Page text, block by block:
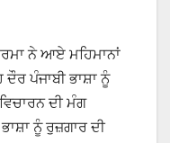
ਨੇ ਆਏ ਮਹਿਮਾਨਾਂ
ਪੰਜਾਬੀ ਭਾਸ਼ਾ ਨੂੰ
ਦੀ ਮੰਗ
ਨੂੰ ਰੁਜ਼ਗਾਰ ਦੀ